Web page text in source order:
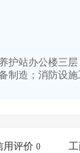
站办公楼三
造；消防设
用评价 0